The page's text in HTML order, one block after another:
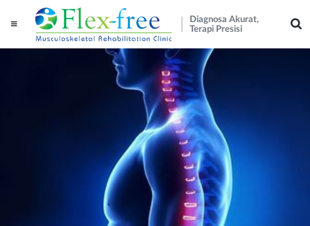
Diagnosa Akurat,
Terapi Presisi